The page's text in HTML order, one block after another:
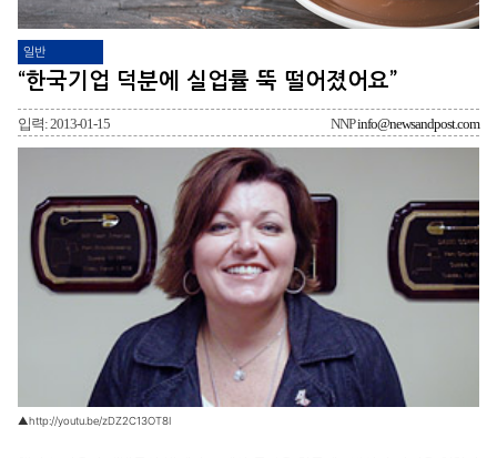
일반
“한국기업 덕분에 실업률 뚝 떨어졌어요”
입력: 2013-01-15 NNPinfo@newsandpost.com
▲http://youtu.be/zDZ2C13OT8I